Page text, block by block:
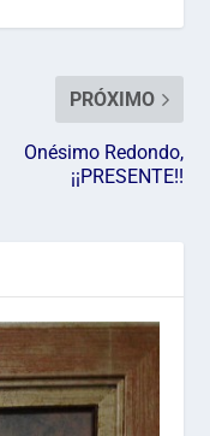
PRÓXIMO
Onésimo Redondo,
¡¡PRESENTE!!